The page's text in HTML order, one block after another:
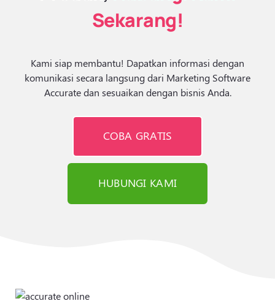
Sekarang!
Kami siap membantu! Dapatkan informasi dengan
komunikasi secara langsung dari Marketing Software
Accurate dan sesuaikan dengan bisnis Anda.
COBA GRATIS
HUBUNGI KAMI